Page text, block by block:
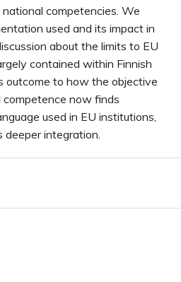
competencies. We
used and its impact in
about the limits to EU
contained within Finnish
outcome to how the objective
now finds
used in EU institutions,
integration.